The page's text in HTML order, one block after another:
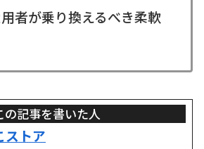
者が乗り換えるべき柔軟
の記事を書いた人
ストア